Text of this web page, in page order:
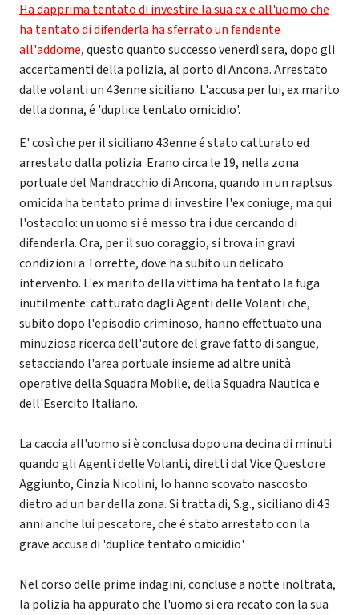
Ha dapprima tentato di investire la sua ex e all'uomo che
ha tentato di difenderla ha sferrato un fendente
all'addome, questo quanto successo venerdì sera, dopo gli
accertamenti della polizia, al porto di Ancona. Arrestato
dalle volanti un 43enne siciliano. L'accusa per lui, ex marito
della donna, é 'duplice tentato omicidio'.
E' così che per il siciliano 43enne é stato catturato ed
arrestato dalla polizia. Erano circa le 19, nella zona
portuale del Mandracchio di Ancona, quando in un raptsus
omicida ha tentato prima di investire l'ex coniuge, ma qui
l'ostacolo: un uomo si é messo tra i due cercando di
difenderla. Ora, per il suo coraggio, si trova in gravi
condizioni a Torrette, dove ha subito un delicato
intervento. L'ex marito della vittima ha tentato la fuga
inutilmente: catturato dagli Agenti delle Volanti che,
subito dopo l'episodio criminoso, hanno effettuato una
minuziosa ricerca dell'autore del grave fatto di sangue,
setacciando l'area portuale insieme ad altre unità
operative della Squadra Mobile, della Squadra Nautica e
dell'Esercito Italiano.
La caccia all'uomo si è conclusa dopo una decina di minuti
quando gli Agenti delle Volanti, diretti dal Vice Questore
Aggiunto, Cinzia Nicolini, lo hanno scovato nascosto
dietro ad un bar della zona. Si tratta di, S.g., siciliano di 43
anni anche lui pescatore, che é stato arrestato con la
grave accusa di 'duplice tentato omicidio'.
Nel corso delle prime indagini, concluse a notte inoltrata,
la polizia ha appurato che l'uomo si era recato con la sua